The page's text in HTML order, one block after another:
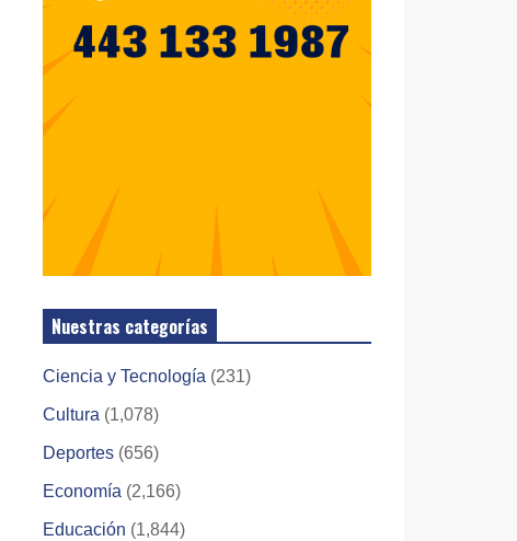
Nuestras categorías
Ciencia y Tecnología (231)
Cultura (1,078)
Deportes (656)
Economía (2,166)
Educación (1,844)